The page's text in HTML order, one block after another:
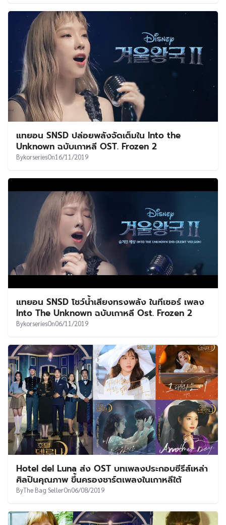
แทยอน SNSD ปล่อยพลังจัดเต็มใน Into the
Unknown ฉบับเกาหลี OST. Frozen 2
BykorseriesOn16/11/2019
แทยอน SNSD โชว์น้ำเสียงทรงพลัง ในทีเซอร์ เพลง
Into The Unknown ฉบับเกาหลี Ost. Frozen 2
BykorseriesOn06/11/2019
Hotel del Luna ส่ง OST บทเพลงประกอบซีรีส์เหล่า
ศิลปินคุณภาพ ขึ้นครองชาร์ตเพลงในเกาหลีใต้
ByThe Bag SellerOn06/08/2019